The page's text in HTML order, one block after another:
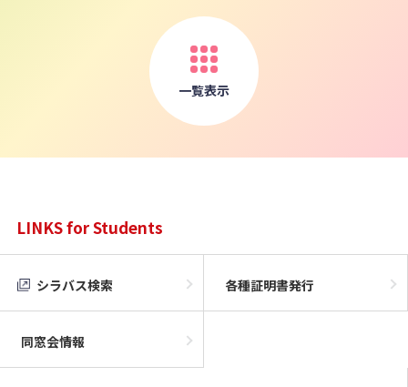
一覧表示
LINKS for Students
シラバス検索 各種証明書発行
同窓会情報